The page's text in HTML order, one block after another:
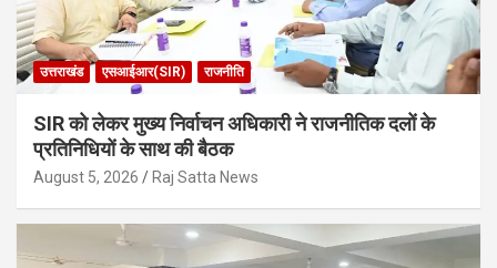
उत्तराखंड एसआईआर(SIR) राजनीति
SIR को लेकर मुख्य निर्वाचन अधिकारी ने राजनीतिक दलों के
प्रतिनिधियों के साथ की बैठक
August 5, 2026 Raj Satta News